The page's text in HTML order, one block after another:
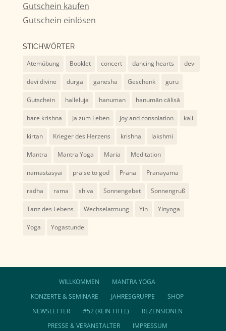
Gutschein kaufen
Gutschein einlösen
STICHWÖRTER
Atemübung Booklet concert dancing hearts devi
devi divine durga ganesha Geschenk guru
Gutschein halleluja hanuman hanumān cālisā
hare krishna Ja zum Leben joy and consolation kali
kirtan Krieger des Herzens krishna lakshmi
Mantra Mantra Yoga Maria Meditation
namastasyai praise to god Prana Pranayama
radha rama shiva Sonnengebet Sonnengruß
Tanz des Lebens Wechselatmung Yin Yinyoga
Yoga Yogastunde
WILLKOMMEN
MANTRA YOGA
KONZERTE & SEMINARE
JAHRESGRUPPE
SHOP
NEWSLETTER
#52 (KEIN TITEL)
REZENSIONEN
PRESSE & VERANSTALTER
IMPRESSUM